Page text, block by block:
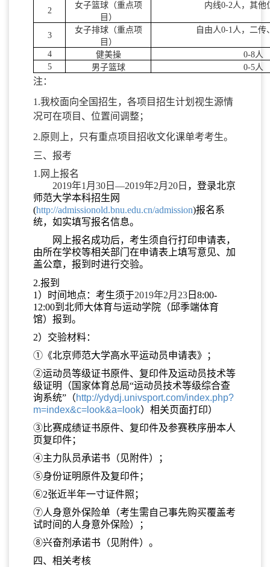
2
女子篮球（重点项
目）
内线0-2人，其他
3
女子排球（重点项
目）
自由人0-1人，二传
4 健美操
0-8人
5
男子篮球 0-5人
注：
1.我校面向全国招生，各项目招生计划视生源情
况可在项目、位置间调整；
2.原则上，只有重点项目招收文化课单考考生。
三、报考
1.网上报名
2019年1月30日—2019年2月20日 ，登录北京
师范大学本科招生网
(http://admissionold.bnu.edu.cn/admission)报名系
统，如实填写报名信息。
网上报名成功后，考生须自行打印申请表，
由所在学校等相关部门在申请表上填写意见、加
盖公章，报到时进行交验。
2.报到
1）时间地点： 考生须于2019年2月23 日 8:00-
12:00到北师大体育与运动学院（邱季端体育
馆）报到。
2）交验材料：
①《北京师范大学高水平运动员申请表》；
②运动员等级证书原件、复印件及运动员技术等
级证明（国家体育总局“运动员技术等级综合查
询系统”（http://ydydj.univsport.com/index.php?
m=index&c=look&a=look）相关页面打印）
③比赛成绩证书原件、复印件及参赛秩序册本人
页复印件；
④主力队员承诺书（见附件）；
⑤身份证明原件及复印件；
⑥2张近半年一寸证件照；
⑦人身意外保险单（考生需自己事先购买覆盖考
试时间的人身意外保险）；
⑧兴奋剂承诺书（见附件）。
四、相关考核